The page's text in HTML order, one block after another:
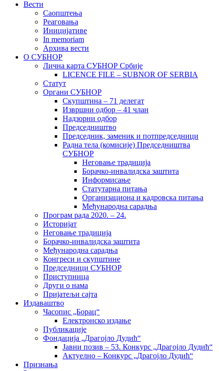
Вести
Саопштења
Реаговања
Иницијативе
In memoriam
Архива вести
О СУБНОР
Лична карта СУБНОР Србије
LICENCE FILE – SUBNOR OF SERBIA
Статут
Органи СУБНОР
Скупштина – 71 делегат
Извршни одбор – 41 члан
Надзорни одбор
Председништво
Председник, заменик и потпредседници
Радна тела (комисије) Председништва
СУБНОР
Неговање традиција
Борачко-инвалидска заштита
Информисање
Статутарна питања
Организациона и кадровска питања
Међународна сарадња
Програм рада 2020. – 24.
Историјат
Неговање традиција
Борачко-инвалидска заштита
Међународна сарадња
Конгреси и скупштине
Председници СУБНОР
Приступница
Други о нама
Пријатељи сајта
Издаваштво
Часопис „Борац“
Електронско издање
Публикације
Фондација „Драгојло Дудић“
Јавни позив – 53. Конкурс „Драгојло Дудић“
Актуелно – Конкурс „Драгојло Дудић“
Признања